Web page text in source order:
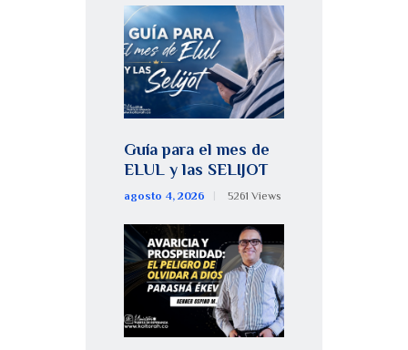
Guía para el mes de
ELUL y las SELIJOT
agosto 4, 2026 5261 Views